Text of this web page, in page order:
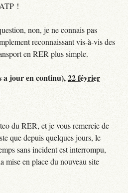
!
non, je ne connais pas
reconnaissant vis-à-vis des
en RER plus simple.
a jour en continu),22 février
du RER, et je vous remercie de
que depuis quelques jours, le
sans incident est interrompu,
mise en place du nouveau site